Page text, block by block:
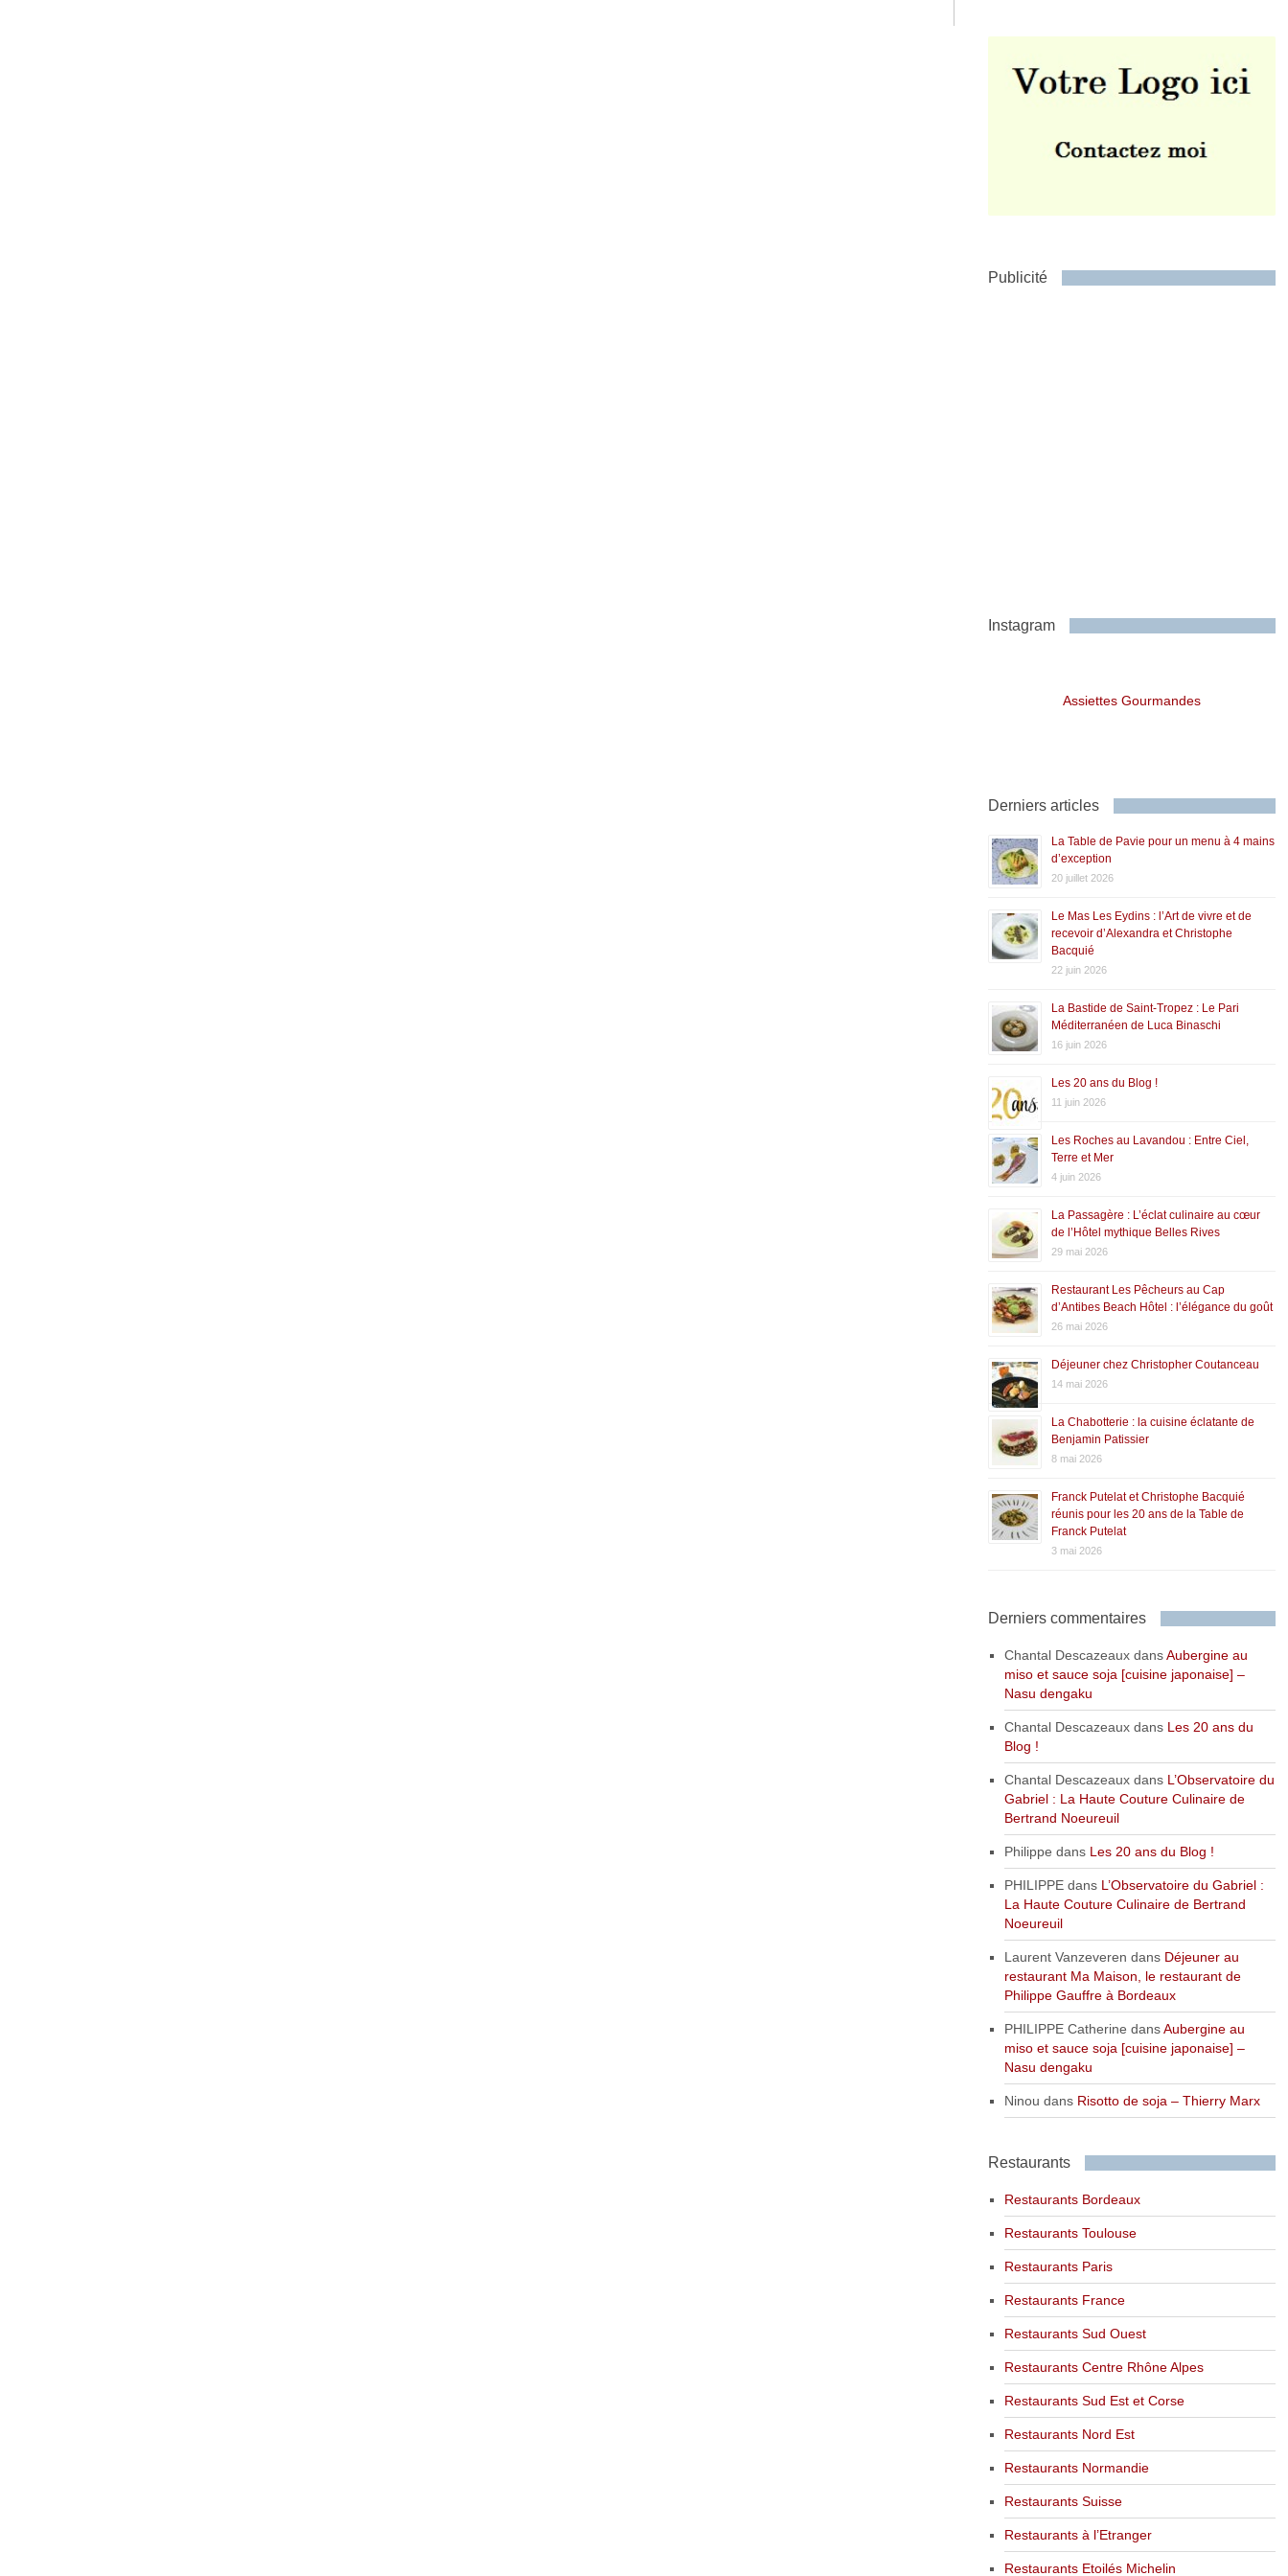
Publicité
Instagram
Assiettes Gourmandes
Derniers articles
La Table de Pavie pour un menu à 4 mains
d’exception
20 juillet 2026
Le Mas Les Eydins : l’Art de vivre et de
recevoir d’Alexandra et Christophe
Bacquié
22 juin 2026
La Bastide de Saint-Tropez : Le Pari
Méditerranéen de Luca Binaschi
16 juin 2026
Les 20 ans du Blog !
11 juin 2026
Les Roches au Lavandou : Entre Ciel,
Terre et Mer
4 juin 2026
La Passagère : L’éclat culinaire au cœur
de l’Hôtel mythique Belles Rives
29 mai 2026
Restaurant Les Pêcheurs au Cap
d’Antibes Beach Hôtel : l’élégance du goût
26 mai 2026
Déjeuner chez Christopher Coutanceau
14 mai 2026
La Chabotterie : la cuisine éclatante de
Benjamin Patissier
8 mai 2026
Franck Putelat et Christophe Bacquié
réunis pour les 20 ans de la Table de
Franck Putelat
3 mai 2026
Derniers commentaires
Chantal DescazeauxdansAubergine au
miso et sauce soja [cuisine japonaise] –
Nasu dengaku
Chantal Descazeauxdans Les 20 ans du
Blog !
Chantal Descazeauxdans L’Observatoire du
Gabriel : La Haute Couture Culinaire de
Bertrand Noeureuil
Philippe dans Les 20 ans du Blog !
PHILIPPEdans L’Observatoire du Gabriel :
La Haute Couture Culinaire de Bertrand
Noeureuil
Laurent Vanzeveren dans Déjeuner au
restaurant Ma Maison, le restaurant de
Philippe Gauffre à Bordeaux
PHILIPPE Catherine dansAubergine au
miso et sauce soja [cuisine japonaise] –
Nasu dengaku
Ninou dans Risotto de soja – Thierry Marx
Restaurants
Restaurants Bordeaux
Restaurants Toulouse
Restaurants Paris
Restaurants France
Restaurants Sud Ouest
Restaurants Centre Rhône Alpes
Restaurants Sud Est et Corse
Restaurants Nord Est
Restaurants Normandie
Restaurants Suisse
Restaurants à l’Etranger
Restaurants Etoilés Michelin